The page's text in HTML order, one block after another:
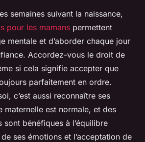
semaines suivant la naissance,
pour les mamans permettent
mentale et d’aborder chaque jour
Accordez-vous le droit de
si cela signifie accepter que
parfaitement en ordre.
c’est aussi reconnaître ses
maternelle est normale, et des
sont bénéfiques à l’équilibre
ses émotions et l’acceptation de